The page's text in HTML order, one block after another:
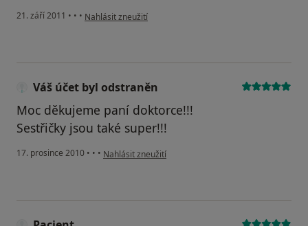
21. září 2011 • • • podle názoru uživatele Pacient
Nahlásit zneužití
Váš účet byl odstraněn
Moc děkujeme paní doktorce!!!
Sestřičky jsou také super!!!
17. prosince 2010 • • • podle názoru uživatele Váš účet byl odstraněn
Nahlásit zneužití